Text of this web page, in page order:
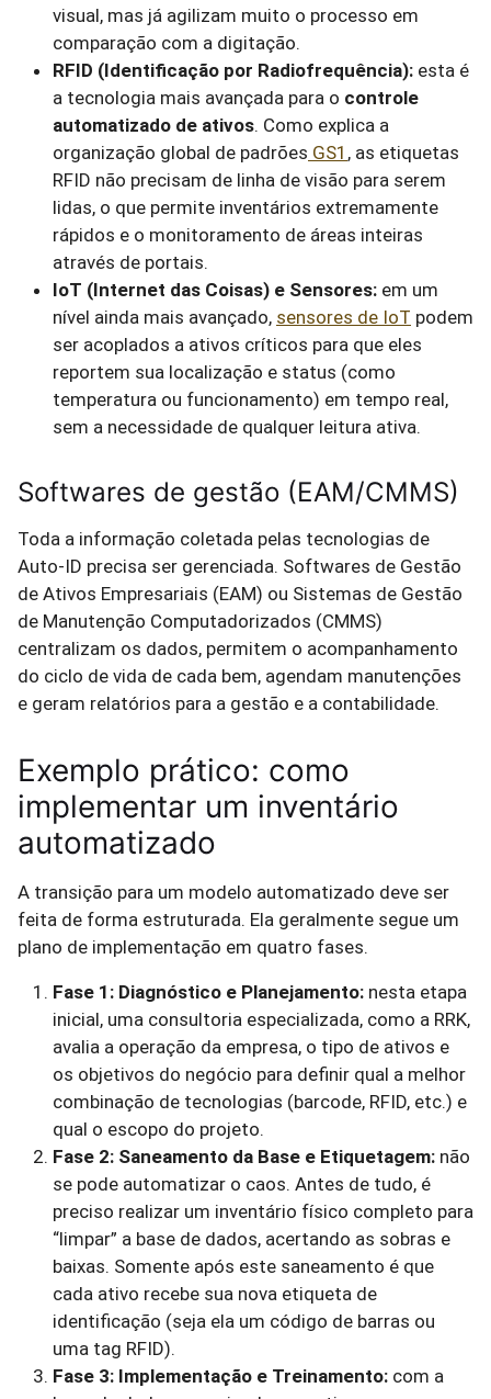
visual, mas já agilizam muito o processo em
comparação com a digitação.
RFID (Identificação por Radiofrequência): esta é
a tecnologia mais avançada para o controle
automatizado de ativos. Como explica a
organização global de padrões GS1 , as etiquetas
RFID não precisam de linha de visão para serem
lidas, o que permite inventários extremamente
rápidos e o monitoramento de áreas inteiras
através de portais.
IoT (Internet das Coisas) e Sensores: em um
nível ainda mais avançado, sensores de IoT podem
ser acoplados a ativos críticos para que eles
reportem sua localização e status (como
temperatura ou funcionamento) em tempo real,
sem a necessidade de qualquer leitura ativa.
Softwares de gestão (EAM/CMMS)
Toda a informação coletada pelas tecnologias de
Auto-ID precisa ser gerenciada. Softwares de Gestão
de Ativos Empresariais (EAM) ou Sistemas de Gestão
de Manutenção Computadorizados (CMMS)
centralizam os dados, permitem o acompanhamento
do ciclo de vida de cada bem, agendam manutenções
e geram relatórios para a gestão e a contabilidade.
Exemplo prático: como
implementar um inventário
automatizado
A transição para um modelo automatizado deve ser
feita de forma estruturada. Ela geralmente segue um
plano de implementação em quatro fases.
Fase 1: Diagnóstico e Planejamento: nesta etapa
inicial, uma consultoria especializada, como a RRK,
avalia a operação da empresa, o tipo de ativos e
os objetivos do negócio para definir qual a melhor
combinação de tecnologias (barcode, RFID, etc.) e
qual o escopo do projeto.
Fase 2: Saneamento da Base e Etiquetagem: não
se pode automatizar o caos. Antes de tudo, é
preciso realizar um inventário físico completo para
“limpar” a base de dados, acertando as sobras e
baixas. Somente após este saneamento é que
cada ativo recebe sua nova etiqueta de
identificação (seja ela um código de barras ou
uma tag RFID).
Fase 3: Implementação e Treinamento: com a